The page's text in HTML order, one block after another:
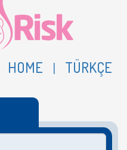
HOME | TÜRKÇE